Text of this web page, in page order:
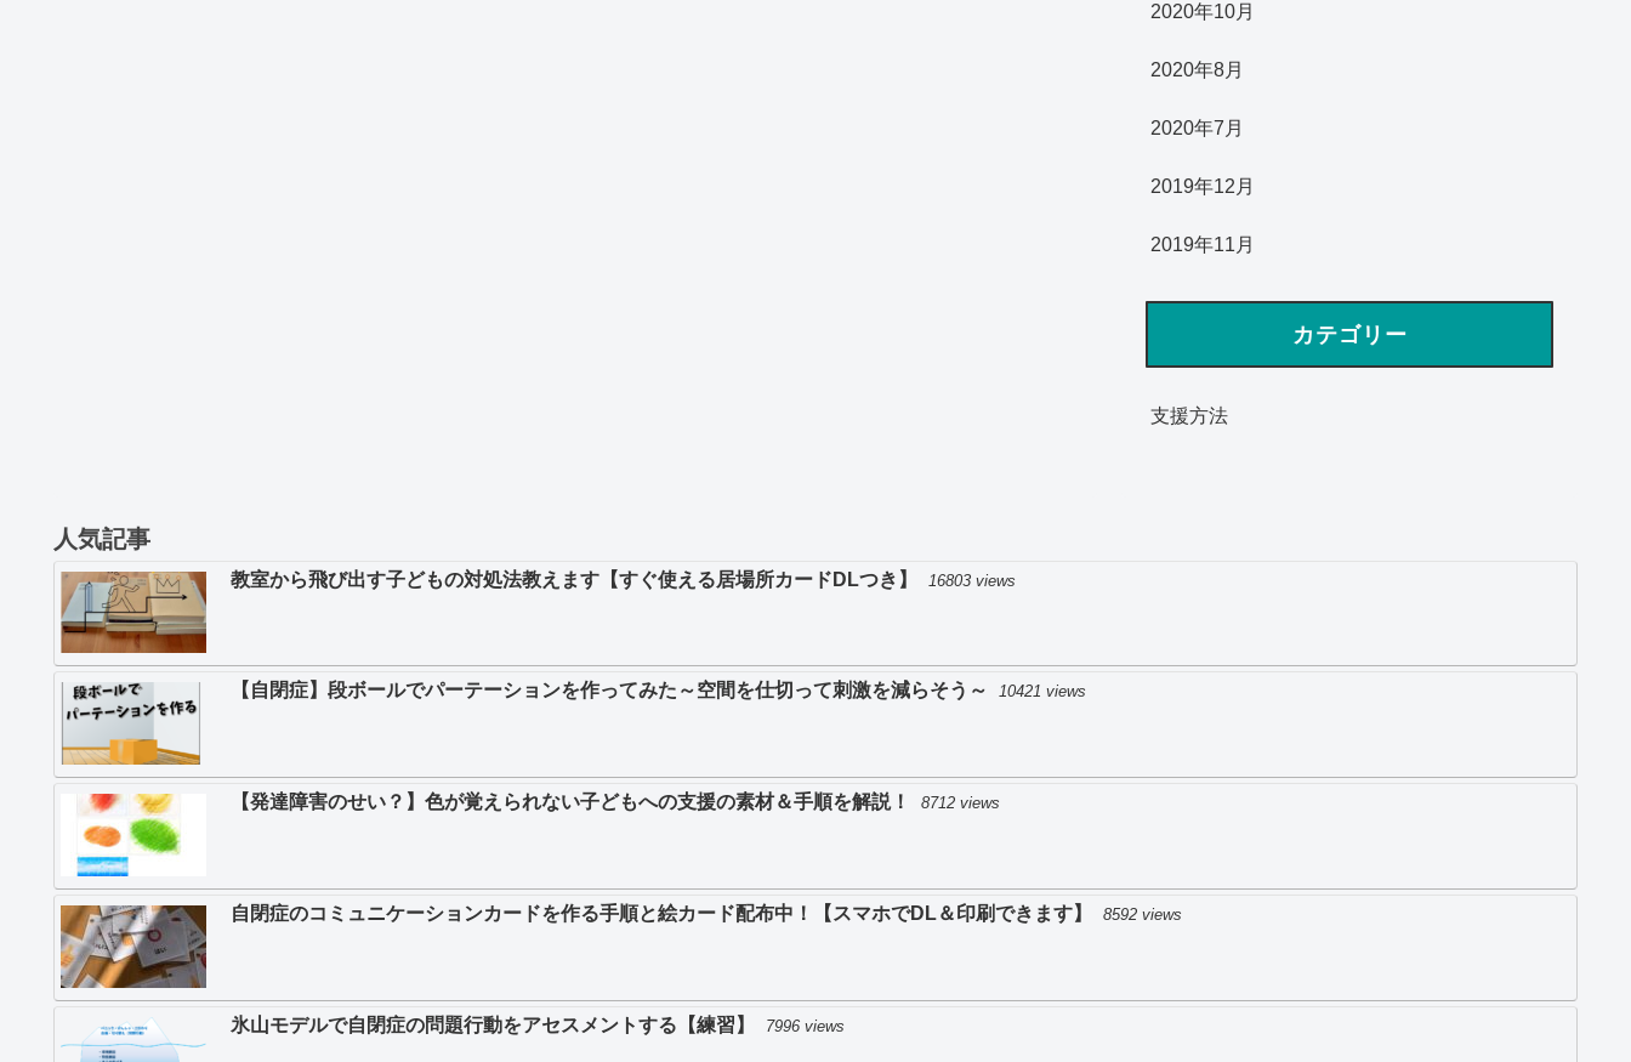
2020年10月
2020年8月
2020年7月
2019年12月
2019年11月
カテゴリー
支援方法
人気記事
教室から飛び出す子どもの対処法教えます【すぐ使える居場所カードDLつき】 16803 views
【自閉症】段ボールでパーテーションを作ってみた～空間を仕切って刺激を減らそう～ 10421 views
【発達障害のせい？】色が覚えられない子どもへの支援の素材＆手順を解説！ 8712 views
自閉症のコミュニケーションカードを作る手順と絵カード配布中！【スマホでDL＆印刷できます】 8592 views
氷山モデルで自閉症の問題行動をアセスメントする【練習】 7996 views